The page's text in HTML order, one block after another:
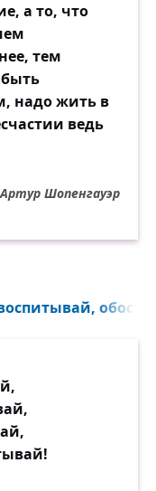
а то, что
тем
надо жить в
ведь
Артур Шопенгауэр